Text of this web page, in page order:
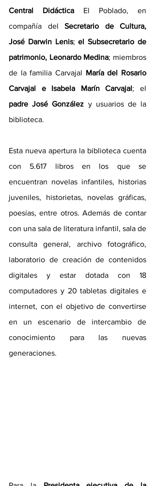
Central Didáctica El Poblado, en
compañía del Secretario de Cultura,
José Darwin Lenis; el Subsecretario de
patrimonio, Leonardo Medina; miembros
de la familia Carvajal María del Rosario
Carvajal e Isabela Marín Carvajal
padre José González y usuarios de la
biblioteca.
Esta nueva apertura la biblioteca cuenta
con 5.617 libros en los que se
encuentran novelas infantiles, historias
juveniles, historietas, novelas gráficas,
poesías, entre otros. Además de contar
con una sala de literatura infantil, sala de
consulta general, archivo fotográfico,
laboratorio de creación de contenidos
digitales y estar dotada con 18
computadores y 20 tabletas digitales e
internet, con el objetivo de convertirse
en un escenario de intercambio de
conocimiento para las nuevas
generaciones.